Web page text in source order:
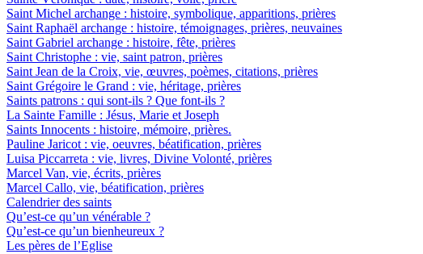
Saint Michel archange : histoire, symbolique, apparitions, prières
Saint Raphaël archange : histoire, témoignages, prières, neuvaines
Saint Gabriel archange : histoire, fête, prières
Saint Christophe : vie, saint patron, prières
Saint Jean de la Croix, vie, œuvres, poèmes, citations, prières
Saint Grégoire le Grand : vie, héritage, prières
Saints patrons : qui sont-ils ? Que font-ils ?
La Sainte Famille : Jésus, Marie et Joseph
Saints Innocents : histoire, mémoire, prières.
Pauline Jaricot : vie, oeuvres, béatification, prières
Luisa Piccarreta : vie, livres, Divine Volonté, prières
Marcel Van, vie, écrits, prières
Marcel Callo, vie, béatification, prières
Calendrier des saints
Qu’est-ce qu’un vénérable ?
Qu’est-ce qu’un bienheureux ?
Les pères de l’Eglise